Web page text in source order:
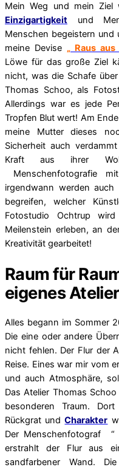
Mein Weg und mein
Einzigartigkeit und
Menschen begeistern und
meine Devise „ Raus
Löwe für das große Ziel
nicht, was die Schafe
Thomas Schoo, als
Allerdings war es jede
Tropfen Blut wert! Am
meine Mutter dieses
Sicherheit auch
Kraft aus ihrer
Menschenfotografie
irgendwann werden
begreifen, welcher
Fotostudio Ochtrup
Meilenstein erleben, an
Kreativität gearbeitet!
Raum für
eigenes Atelier
Alles begann im Sommer
Die eine oder andere
nicht fehlen. Der Flur der
Reise. Eines war mir vom
und auch Atmosphäre,
Das Atelier Thomas
besonderen Traum.
Rückgrat undCharakter
Der Menschenfotograf
erstrahlt der Flur aus
sandfarbener Wand.